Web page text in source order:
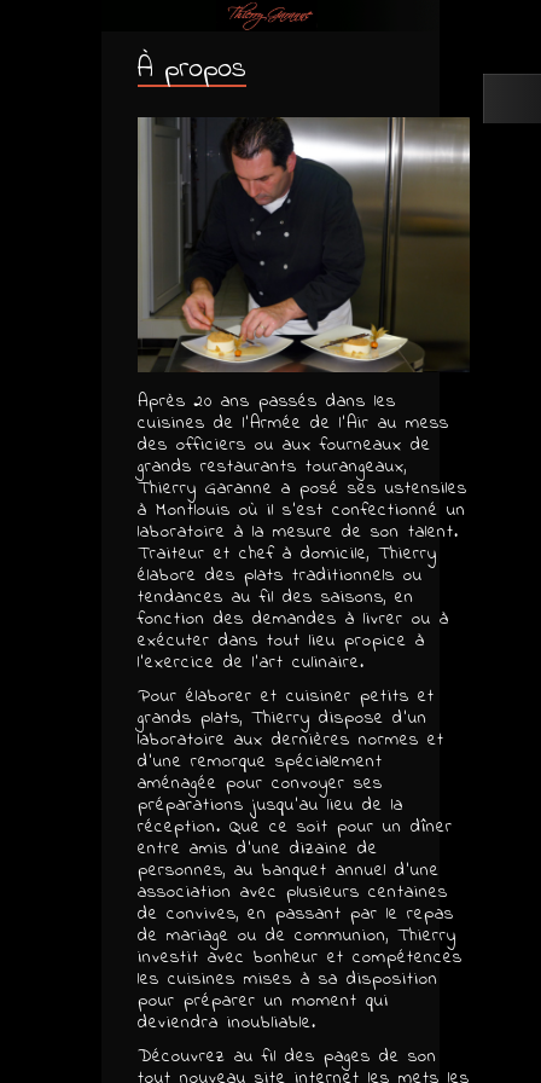
À propos
Après 20 ans passés dans les
cuisines de l’Armée de l’Air au mess
des officiers ou aux fourneaux de
grands restaurants tourangeaux,
Thierry Garanne a posé ses ustensiles
à Montlouis où il s’est confectionné un
laboratoire à la mesure de son talent.
Traiteur et chef à domicile, Thierry
élabore des plats traditionnels ou
tendances au fil des saisons, en
fonction des demandes à livrer ou à
exécuter dans tout lieu propice à
l’exercice de l’art culinaire.
Pour élaborer et cuisiner petits et
grands plats, Thierry dispose d’un
laboratoire aux dernières normes et
d’une remorque spécialement
aménagée pour convoyer ses
préparations jusqu’au lieu de la
réception. Que ce soit pour un dîner
entre amis d’une dizaine de
personnes, au banquet annuel d’une
association avec plusieurs centaines
de convives, en passant par le repas
de mariage ou de communion, Thierry
investit avec bonheur et compétences
les cuisines mises à sa disposition
pour préparer un moment qui
deviendra inoubliable.
Découvrez au fil des pages de son